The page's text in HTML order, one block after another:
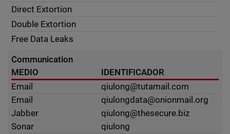
Direct Extortion
Double Extortion
Free Data Leaks
Communication
MEDIO
IDENTIFICADOR
Email
qiulong@tutamail.com
Email
qiulongdata@onionmail.org
Jabber
qiulong@thesecure.biz
Sonar
qiulong